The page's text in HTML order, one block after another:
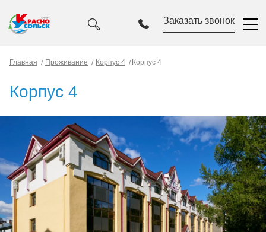
Заказать звонок
Главная Проживание Корпус 4 Корпус 4
Корпус 4